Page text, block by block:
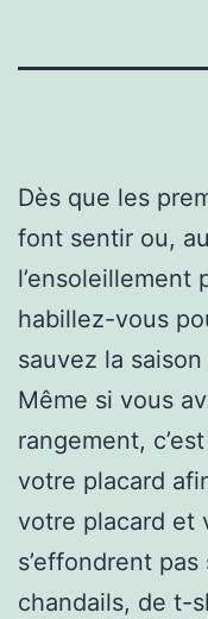
Dès que les
font sentir ou,
l’ensoleillement
habillez-vous
sauvez la saison
Même si vous
rangement,
votre placard
votre placard et
s’effondrent
chandails, de t-